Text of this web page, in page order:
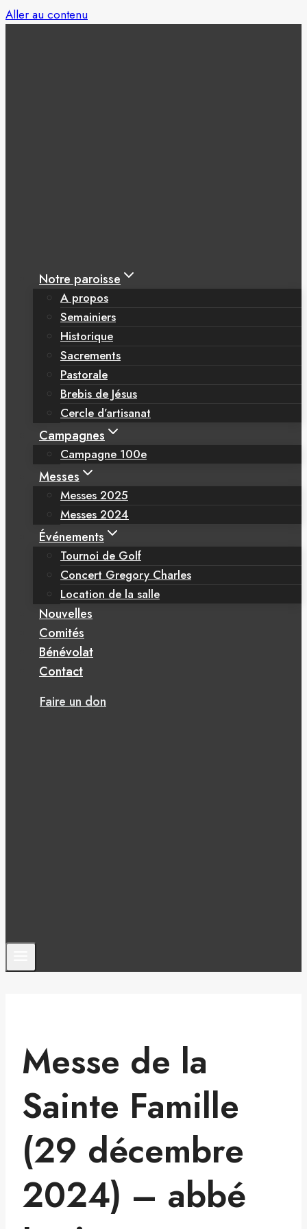
Aller au contenu
Notre paroisse
A propos
Semainiers
Historique
Sacrements
Pastorale
Brebis de Jésus
Cercle d’artisanat
Campagnes
Campagne 100e
Messes
Messes 2025
Messes 2024
Événements
Tournoi de Golf
Concert Gregory Charles
Location de la salle
Nouvelles
Comités
Bénévolat
Contact
Faire un don
Messe de la
Sainte Famille
(29 décembre
2024) – abbé